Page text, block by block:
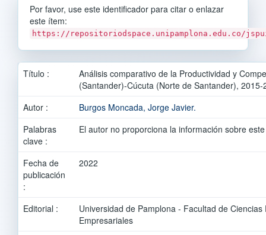
Por favor, use este identificador para citar o enlazar
este ítem:
https://repositoriodspace.unipamplona.edu.co/
Título :
Análisis comparativo de la Productividad y
(Santander)-Cúcuta (Norte de Santander), 2015-
Autor :
Burgos Moncada, Jorge Javier.
Palabras
clave :
El autor no proporciona la información sobre
Fecha de
publicación
:
2022
Editorial :
Universidad de Pamplona - Facultad de Ciencias
Empresariales